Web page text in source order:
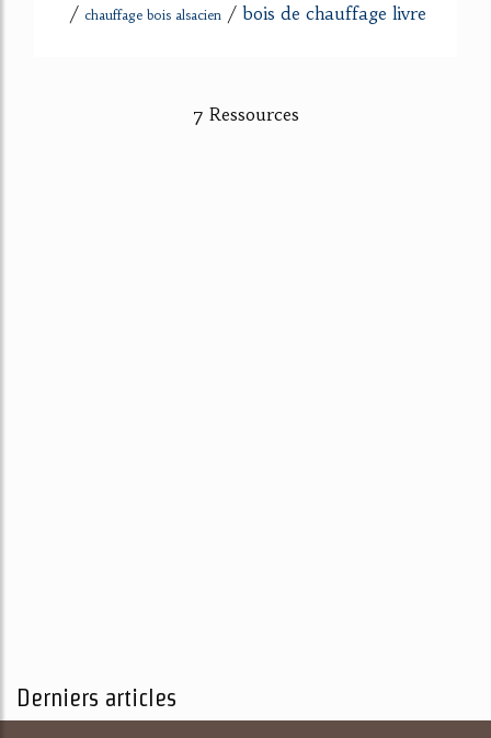
/ chauffage bois alsacien / bois de chauffage livre
7 Ressources
Derniers articles